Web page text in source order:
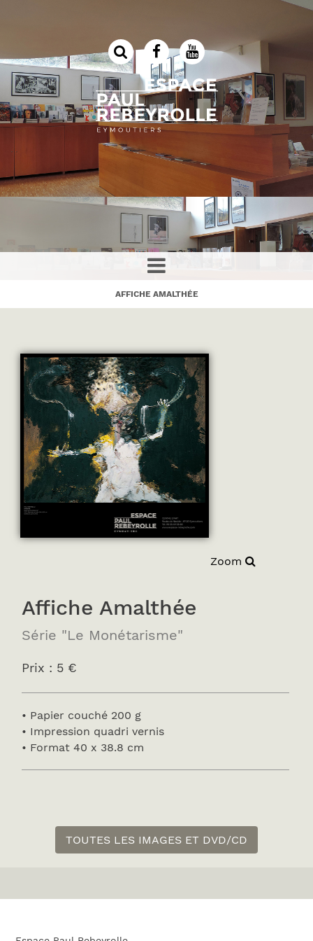
AFFICHE AMALTHÉE
Zoom
Affiche Amalthée
Série "Le Monétarisme"
Prix : 5 €
• Papier couché 200 g
• Impression quadri vernis
• Format 40 x 38.8 cm
TOUTES LES IMAGES ET DVD/CD